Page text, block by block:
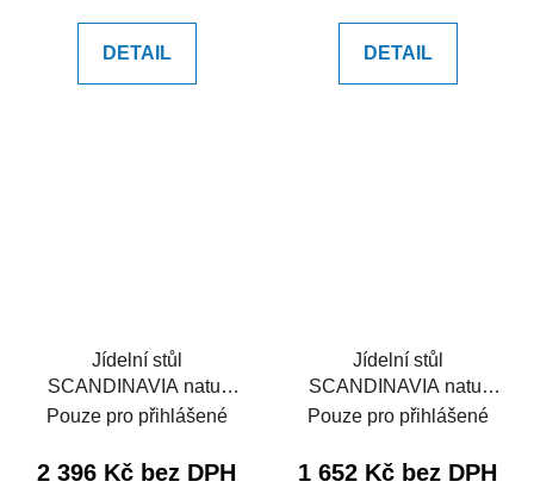
DETAIL DETAIL
Jídelní stůl
SCANDINAVIA natur
150
Pouze pro přihlášené
2 396 Kč bez DPH
Jídelní stůl
SCANDINAVIA natur
120
Pouze pro přihlášené
1 652 Kč bez DPH